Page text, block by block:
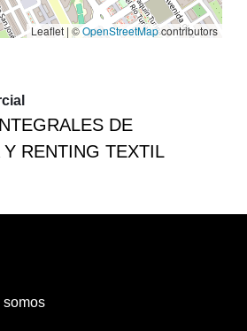
Leaflet | ©OpenStreetMapcontributors
DE
Y RENTING TEXTIL
somos